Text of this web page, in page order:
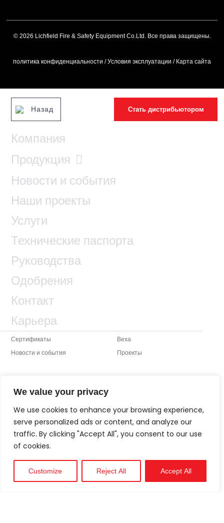
We value your privacy
We use cookies to enhance your browsing experience,
serve personalized ads or content, and analyze our
traffic. By clicking "Accept All", you consent to our use
of cookies.
Customize Reject All Accept All
© 2026 Lichfield Fire & Safety Equipment Co.Ltd. Все права защищены.
политика конфиденциальности /Условия эксплуатации / Карта сайта
Технический
Поддерживать
Назад Стать дистрибьютором
Компания
Продукция
Новости и события
Наши проекты
Услуги
Технические паспорта
Руководства
Одобрения
Контакт
Карьера
Сертификаты
Веха
Новости и события
Проекты